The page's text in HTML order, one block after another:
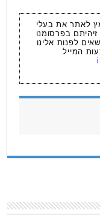
לאתר את בעלי
זיהיתם בפרסומנו
לפנות אלינו
המייל